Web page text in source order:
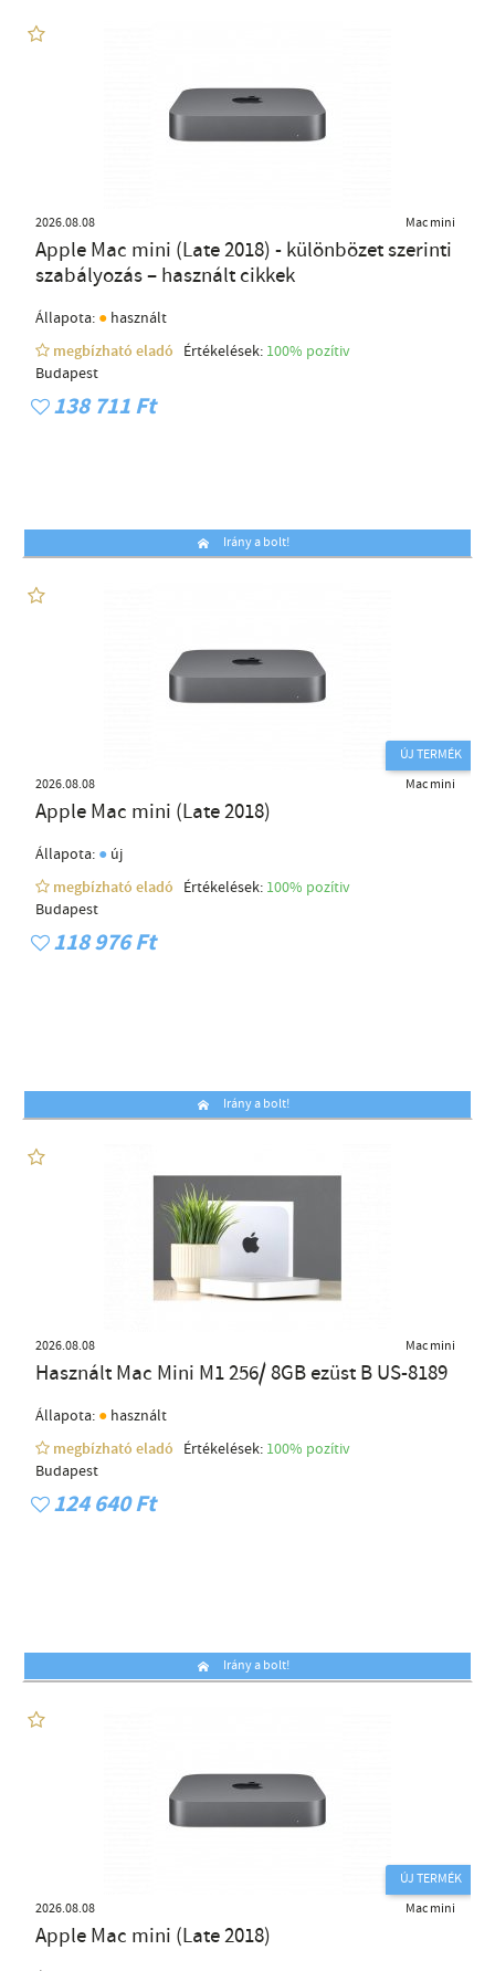
2026.08.08 Mac mini
Apple Mac mini (Late 2018) - különbözet szerinti
szabályozás – használt cikkek
Állapota: ● használt
megbízható eladó
Értékelések: 100% pozítiv
Budapest
138 711 Ft
Irány a bolt!
ÚJ TERMÉK
2026.08.08
Mac mini
Apple Mac mini (Late 2018)
Állapota: ● új
megbízható eladó
Értékelések: 100% pozítiv
Budapest
118 976 Ft
Irány a bolt!
2026.08.08 Mac mini
Használt Mac Mini M1 256/ 8GB ezüst B US-8189
Állapota: ● használt
megbízható eladó
Értékelések: 100% pozítiv
Budapest
124 640 Ft
Irány a bolt!
ÚJ TERMÉK
2026.08.08
Mac mini
Apple Mac mini (Late 2018)